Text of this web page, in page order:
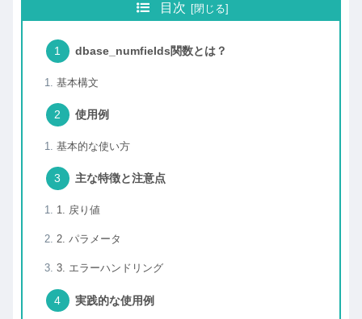
目次
dbase_numfields関数とは？
基本構文
使用例
基本的な使い方
主な特徴と注意点
1. 戻り値
2. パラメータ
3. エラーハンドリング
実践的な使用例